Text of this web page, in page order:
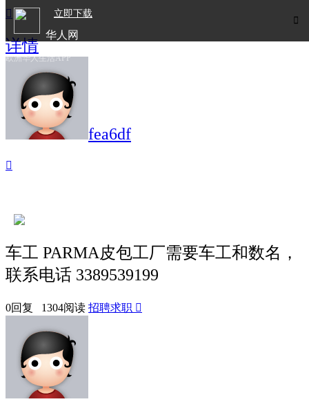

立即下载
华人网
欧洲华人生活APP

详情
fea6df

车工 PARMA皮包工厂需要车工和数名，
联系电话 3389539199
0回复 1304阅读 招聘求职 